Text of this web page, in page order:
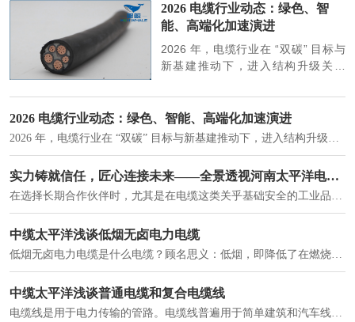
2026 电缆行业动态：绿色、智
能、高端化加速演进
2026 年，电缆行业在 “双碳” 目标与
新基建推动下，进入结构升级关键
大清晰趋势，市场格局持续优化。
2026 电缆行业动态：绿色、智能、高端化加速演进
实力铸就信任，匠心连接未来——全景透视河南太平洋电缆厂
在选择长期合作伙伴时，尤其是在电缆这类关乎基础安全的工业品上，供应商的“内在实力”远比一纸报价单更重要。今天，我们邀请您“云参观”河南太平洋电缆厂，透过每一个细节，看我们如何将“可靠”二字，铸入每一米电缆。
中缆太平洋浅谈低烟无卤电力电缆
低烟无卤电力电缆是什么电缆？顾名思义：低烟，即降低了在燃烧时有害物体的产生；卤素对于人体来说是一种有毒气体，无卤就是没有毒气体的释放，通常是针对电缆遇火灾时而言的。低烟无卤电力电缆又可以称之为环保电缆，低烟无卤电缆大多数用于医院和对环境卫生要求比较严格的地方。
中缆太平洋浅谈普通电缆和复合电缆线
电缆线是用于电力传输的管路。电缆线普遍用于简单建筑和汽车线材，作为能源输送缆线，电缆线的复杂结构勿庸置疑。根据目标功能，电缆线具有以下一些特点：建筑用和车用线材要求轻质、大批量生产、价格低廉、具有相当的电学和力学性能和长时间的耐老化性能；工业用线材必须具有符合客户要求的性能；